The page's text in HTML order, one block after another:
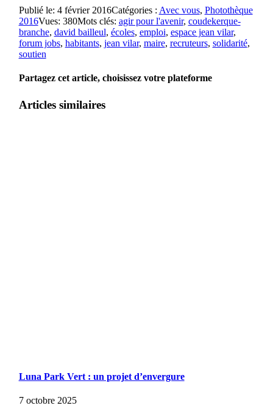
Publié le: 4 février 2016Catégories : Avec vous, Photothèque
2016Vues: 380Mots clés: agir pour l'avenir, coudekerque-
branche, david bailleul, écoles, emploi, espace jean vilar,
forum jobs, habitants, jean vilar, maire, recruteurs, solidarité,
soutien
Partagez cet article, choisissez votre plateforme
Articles similaires
Luna Park Vert : un projet d’envergure
7 octobre 2025